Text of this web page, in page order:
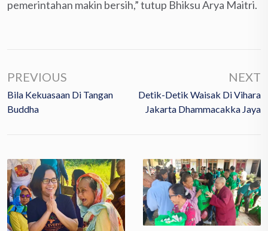
pemerintahan makin bersih,” tutup Bhiksu Arya Maitri.
PREVIOUS
Bila Kekuasaan Di Tangan
Buddha
NEXT
Detik-Detik Waisak Di Vihara
Jakarta Dhammacakka Jaya